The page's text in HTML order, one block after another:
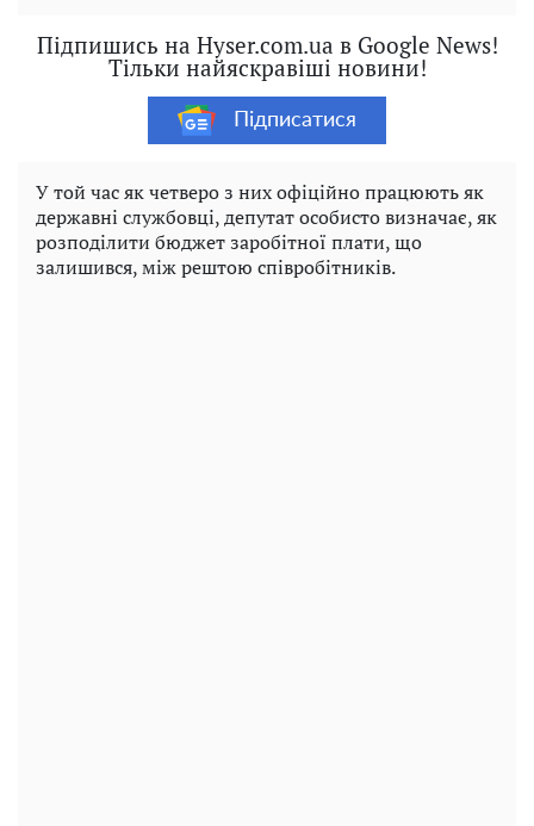
Підпишись на Hyser.com.ua в Google News!
Тільки найяскравіші новини!
Підписатися
У той час як четверо з них офіційно працюють як
державні службовці, депутат особисто визначає, як
розподілити бюджет заробітної плати, що
залишився, між рештою співробітників.